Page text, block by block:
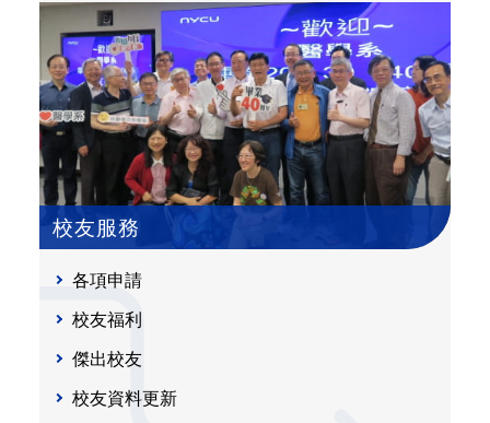
校友服務
各項申請
校友福利
傑出校友
校友資料更新